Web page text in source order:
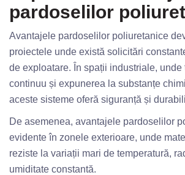
pardoselilor
Avantajele pardoselilor poliuretanice
proiectele unde există solicitări
de exploatare. În spații industriale, unde
continuu și expunerea la substanțe
aceste sisteme oferă siguranță și
De asemenea, avantajele pardoselilor
evidente în zonele exterioare, unde
reziste la variații mari de temperatură,
umiditate constantă.